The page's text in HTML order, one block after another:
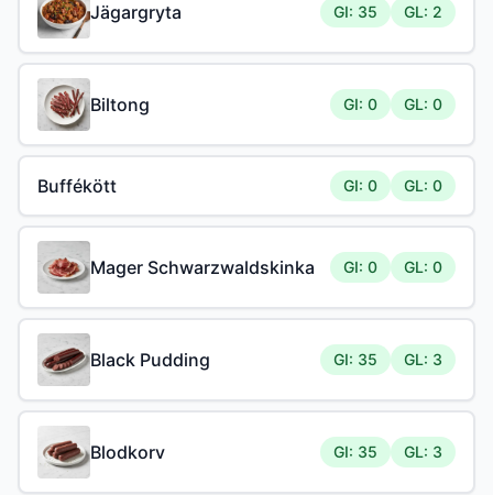
Jägargryta GI: 35 GL: 2
Biltong GI: 0 GL: 0
Buffékött GI: 0 GL: 0
Mager Schwarzwaldskinka GI: 0 GL: 0
Black Pudding GI: 35 GL: 3
Blodkorv GI: 35 GL: 3